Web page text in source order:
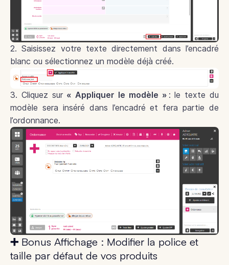
2. Saisissez votre texte directement dans l’encadré
blanc ou sélectionnez un modèle déjà créé.
3. Cliquez sur « Appliquer le modèle » : le texte du
modèle sera inséré dans l’encadré et fera partie de
l’ordonnance.
➕ Bonus Affichage : Modifier la police et
taille par défaut de vos produits